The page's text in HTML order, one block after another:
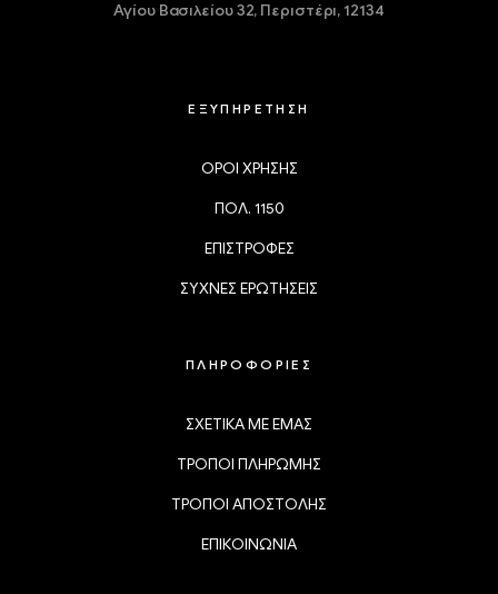
Αγίου Βασιλείου 32, Περιστέρι, 12134
ΕΞΥΠΗΡΕΤΗΣΗ
ΟΡΟΙ ΧΡΗΣΗΣ
ΠΟΛ. 1150
ΕΠΙΣΤΡΟΦΕΣ
ΣΥΧΝΕΣ ΕΡΩΤΗΣΕΙΣ
ΠΛΗΡΟΦΟΡΙΕΣ
ΣΧΕΤΙΚΑ ΜΕ ΕΜΑΣ
ΤΡΟΠΟΙ ΠΛΗΡΩΜΗΣ
ΤΡΟΠΟΙ ΑΠΟΣΤΟΛΗΣ
ΕΠΙΚΟΙΝΩΝΙΑ